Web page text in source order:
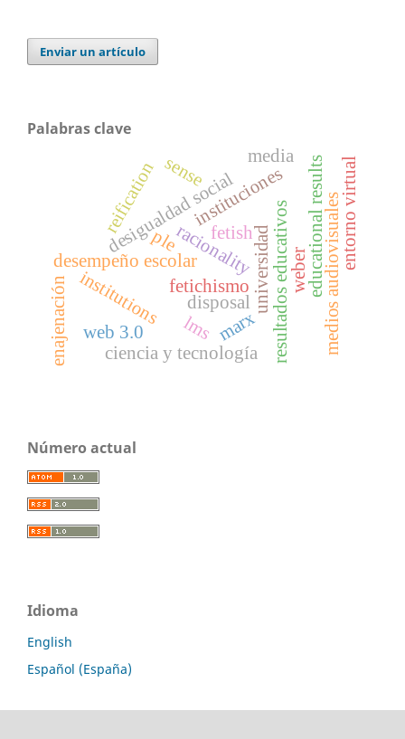
Enviar un artículo
Palabras clave
universidad
fetichismo resultados educativos
desempeño escolar
desigualdad social
racionality weber
institutions
instituciones
fetish
disposal
reification
enajenación marx
educational results
media
medios audiovisuales
ciencia y tecnología
ple
lms
entorno virtual
web 3.0
sense
Número actual
Idioma
English
Español (España)